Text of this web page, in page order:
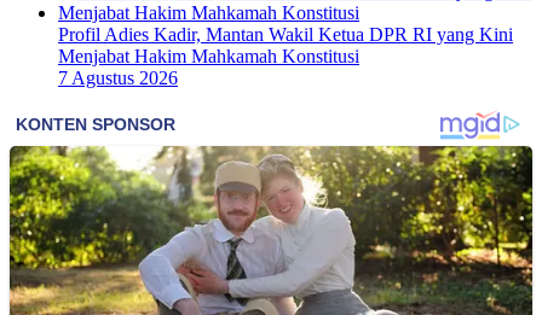
Profil Adies Kadir, Mantan Wakil Ketua DPR RI yang Kini
Menjabat Hakim Mahkamah Konstitusi
7 Agustus 2026